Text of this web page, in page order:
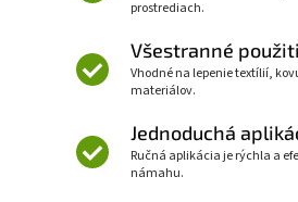
prostrediach.
Všestranné
Vhodné na lepenie textílií,
materiálov.
Jednoduchá
Ručná aplikácia je rýchla a
námahu.